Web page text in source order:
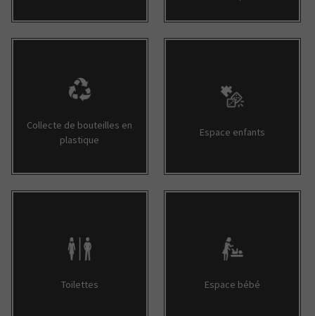
Collecte de bouteilles en
plastique
Espace enfants
Toilettes Espace bébé